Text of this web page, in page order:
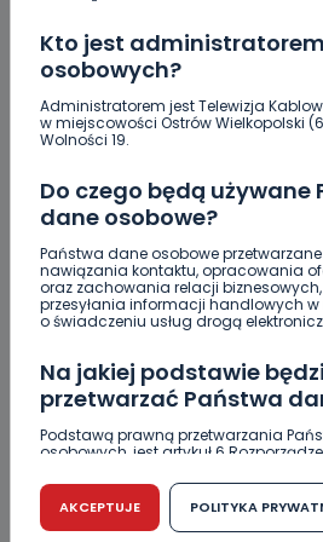
Kto jest
osobowych?
Administratorem jest Telewizja
w miejscowości Ostrów Wielkopolski
Wolności 19.
Do czego będą używane
dane osobowe?
Państwa dane osobowe
nawiązania kontaktu, opracowania
oraz zachowania relacji biznesowych,
przesyłania informacji handlowych
o świadczeniu usług drogą
Na jakiej podstawie
przetwarzać Państwa
Podstawą prawną przetwarzania
osobowych, jest artykuł 6
r. w sprawie ochrony osób fizycznych w
przetwarzaniem danych osobowych
swobodnego przepływu takich
dyrektywy 95/46/WE (RODO).
AKCEPTUJE POLITYKA
DODAJ SWÓJ KOMENTARZ
Wiadomość
Podpis